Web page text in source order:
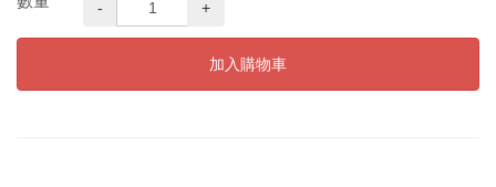
- +
加入購物車